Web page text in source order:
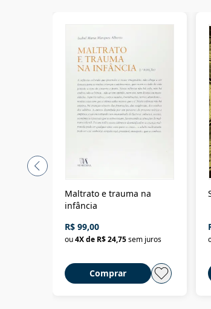
Maltrato e trauma na
infância
R$ 99,00
ou4X de R$ 24,75sem juros
Comprar